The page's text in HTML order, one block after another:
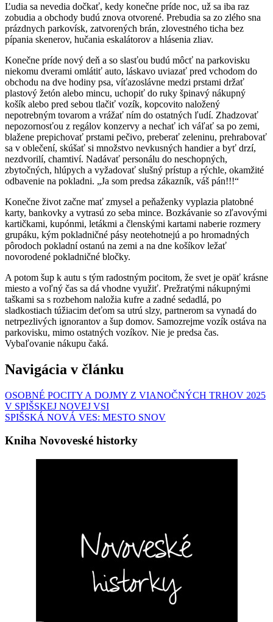
Ľudia sa nevedia dočkať, kedy konečne príde noc, už sa iba raz
zobudia a obchody budú znova otvorené. Prebudia sa zo zlého sna
prázdnych parkovísk, zatvorených brán, zlovestného ticha bez
pípania skenerov, hučania eskalátorov a hlásenia zliav.
Konečne príde nový deň a so slasťou budú môcť na parkovisku
niekomu dverami omlátiť auto, láskavo uviazať pred vchodom do
obchodu na dve hodiny psa, víťazoslávne medzi prstami držať
plastový žetón alebo mincu, uchopiť do ruky špinavý nákupný
košík alebo pred sebou tlačiť vozík, kopcovito naložený
nepotrebným tovarom a vrážať ním do ostatných ľudí. Zhadzovať
nepozornosťou z regálov konzervy a nechať ich váľať sa po zemi,
blažene prepichovať prstami pečivo, preberať zeleninu, prehrabovať
sa v oblečení, skúšať si množstvo nevkusných handier a byť drzí,
nezdvorilí, chamtiví. Nadávať personálu do neschopných,
zbytočných, hlúpych a vyžadovať slušný prístup a rýchle, okamžité
odbavenie na pokladni. „Ja som predsa zákazník, váš pán!!!“
Konečne život začne mať zmysel a peňaženky vyplazia platobné
karty, bankovky a vytrasú zo seba mince. Bozkávanie so zľavovými
kartičkami, kupónmi, letákmi a členskými kartami naberie rozmery
grupáku, kým pokladničné pásy neotehotnejú a po hromadných
pôrodoch pokladní ostanú na zemi a na dne košíkov ležať
novorodené pokladničné bločky.
A potom šup k autu s tým radostným pocitom, že svet je opäť krásne
miesto a voľný čas sa dá vhodne využiť. Prežratými nákupnými
taškami sa s rozbehom naložia kufre a zadné sedadlá, po
sladkostiach túžiacim deťom sa utrú slzy, partnerom sa vynadá do
netrpezlivých ignorantov a šup domov. Samozrejme vozík ostáva na
parkovisku, mimo ostatných vozíkov. Nie je predsa čas.
Vybaľovanie nákupu čaká.
Navigácia v článku
OSOBNÉ POCITY A DOJMY Z VIANOČNÝCH TRHOV 2025
V SPIŠSKEJ NOVEJ VSI
SPIŠSKÁ NOVÁ VES: MESTO SNOV
Kniha Novoveské historky